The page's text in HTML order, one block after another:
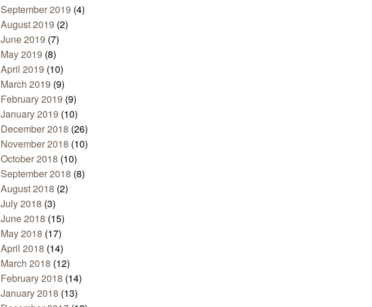
September 2019 (4)
August 2019 (2)
June 2019 (7)
May 2019 (8)
April 2019 (10)
March 2019 (9)
February 2019 (9)
January 2019 (10)
December 2018 (26)
November 2018 (10)
October 2018 (10)
September 2018 (8)
August 2018 (2)
July 2018 (3)
June 2018 (15)
May 2018 (17)
April 2018 (14)
March 2018 (12)
February 2018 (14)
January 2018 (13)